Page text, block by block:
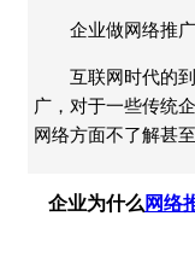
企业做网络推
互联网时代的
广，对于一些传统
网络方面不了解甚
企业为什么 网络